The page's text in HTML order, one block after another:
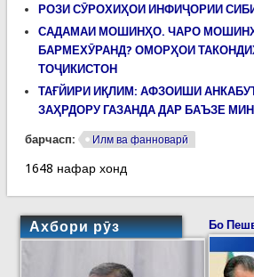
РОЗИ СӮРОХИҲОИ ИНФИҶОРИИ
САДАМАИ МОШИНҲО. ЧАРО
БАРМЕХӮРАНД? ОМОРҲОИ
ТОҶИКИСТОН
ТАҒЙИРИ ИҚЛИМ: АФЗОИШИ
ЗАҲРДОРУ ГАЗАНДА ДАР БАЪЗЕ
барчасп: Илм ва фанноварӣ
1648 нафар хонд
Ахбори рӯз Бо